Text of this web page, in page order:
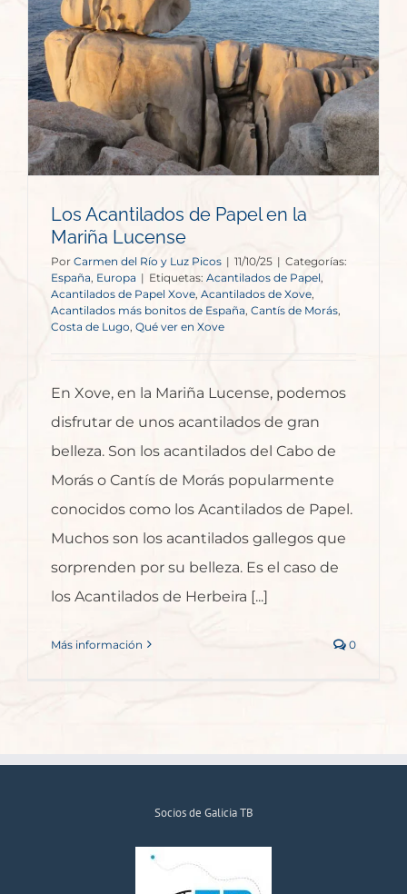
Los Acantilados de Papel en la
Mariña Lucense
Por Carmen del Río y Luz Picos | 11/10/25 | Categorías:
España, Europa | Etiquetas: Acantilados de Papel,
Acantilados de Papel Xove, Acantilados de Xove
Acantilados más bonitos de España Cantís de Morás
Costa de Lugo Qué ver en Xove
En Xove, en la Mariña Lucense, podemos
disfrutar de unos acantilados de gran
belleza. Son los acantilados del Cabo de
Morás o Cantís de Morás popularmente
conocidos como los Acantilados de Papel.
Muchos son los acantilados gallegos que
sorprenden por su belleza. Es el caso de
los Acantilados de Herbeira [...]
Más información 0
Socios de Galicia TB